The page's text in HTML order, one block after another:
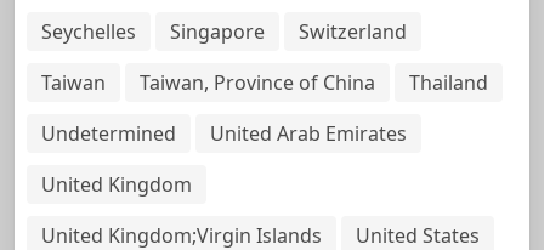
Seychelles
Singapore
Switzerland
Taiwan
Taiwan, Province of China
Thailand
Undetermined
United Arab Emirates
United Kingdom
United Kingdom;Virgin Islands
United States